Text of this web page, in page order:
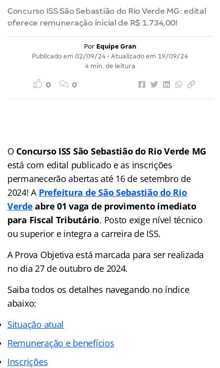
Concurso ISS São Sebastião do Rio Verde MG: edital
oferece remuneração inicial de R$ 1.734,00!
Por Equipe Gran
Publicado em 02/09/24 • Atualizado em 19/09/24
4 min. de leitura
0 0
O Concurso ISS São Sebastião do Rio Verde MG
está com edital publicado e as inscrições
permanecerão abertas até 16 de setembro de
2024! A Prefeitura de São Sebastião do Rio
Verde abre 01 vaga de provimento imediato
para Fiscal Tributário. Posto exige nível técnico
ou superior e integra a carreira de ISS.
A Prova Objetiva está marcada para ser realizada
no dia 27 de outubro de 2024.
Saiba todos os detalhes navegando no índice
abaixo:
Situação atual
Remuneração e benefícios
Inscrições